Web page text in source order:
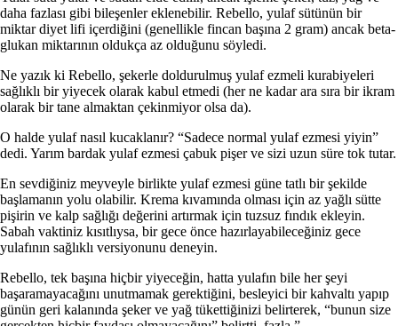
daha fazlası gibi bileşenler eklenebilir. Rebello, yulaf sütünün bir
miktar diyet lifi içerdiğini (genellikle fincan başına 2 gram) ancak beta-
glukan miktarının oldukça az olduğunu söyledi.
Ne yazık ki Rebello, şekerle doldurulmuş yulaf ezmeli kurabiyeleri
sağlıklı bir yiyecek olarak kabul etmedi (her ne kadar ara sıra bir ikram
olarak bir tane almaktan çekinmiyor olsa da).
O halde yulaf nasıl kucaklanır? “Sadece normal yulaf ezmesi yiyin”
dedi. Yarım bardak yulaf ezmesi çabuk pişer ve sizi uzun süre tok tutar.
En sevdiğiniz meyveyle birlikte yulaf ezmesi güne tatlı bir şekilde
başlamanın yolu olabilir. Krema kıvamında olması için az yağlı sütte
pişirin ve kalp sağlığı değerini artırmak için tuzsuz fındık ekleyin.
Sabah vaktiniz kısıtlıysa, bir gece önce hazırlayabileceğiniz gece
yulafının sağlıklı versiyonunu deneyin.
Rebello, tek başına hiçbir yiyeceğin, hatta yulafın bile her şeyi
başaramayacağını unutmamak gerektiğini, besleyici bir kahvaltı yapıp
günün geri kalanında şeker ve yağ tükettiğinizi belirterek, “bunun size